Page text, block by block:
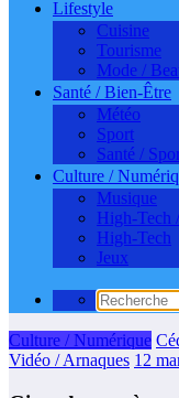
Lifestyle
Cuisine
Tourisme
Mode /
Santé / Bien-Être
Météo
Sport
Santé /
Culture /
Musique
High-Tech
High-Tech
Jeux
Culture / Numérique
Vidéo / Arnaques 12